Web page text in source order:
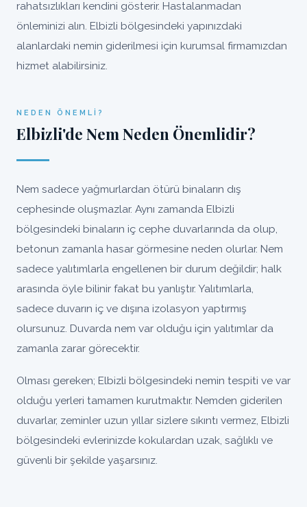
rahatsızlıkları kendini gösterir. Hastalanmadan
önleminizi alın. Elbizli bölgesindeki yapınızdaki
alanlardaki nemin giderilmesi için kurumsal firmamızdan
hizmet alabilirsiniz.
NEDEN ÖNEMLI?
Elbizli'de Nem Neden Önemlidir?
Nem sadece yağmurlardan ötürü binaların dış
cephesinde oluşmazlar. Aynı zamanda Elbizli
bölgesindeki binaların iç cephe duvarlarında da olup,
betonun zamanla hasar görmesine neden olurlar. Nem
sadece yalıtımlarla engellenen bir durum değildir; halk
arasında öyle bilinir fakat bu yanlıştır. Yalıtımlarla,
sadece duvarın iç ve dışına izolasyon yaptırmış
olursunuz. Duvarda nem var olduğu için yalıtımlar da
zamanla zarar görecektir.
Olması gereken; Elbizli bölgesindeki nemin tespiti ve var
olduğu yerleri tamamen kurutmaktır. Nemden giderilen
duvarlar, zeminler uzun yıllar sizlere sıkıntı vermez, Elbizli
bölgesindeki evlerinizde kokulardan uzak, sağlıklı ve
güvenli bir şekilde yaşarsınız.